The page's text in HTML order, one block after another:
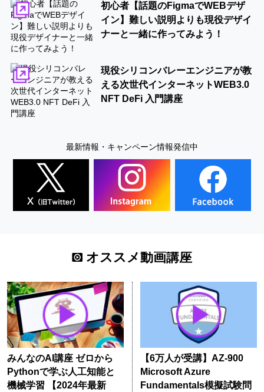
初心者【話題のFigmaでWEBデザ
イン】難しい説明よりも現役デザイ
ナーと一緒に作ってみよう！
現役シリコンバレーエンジニアが教
える次世代インターネットWEB3.0
NFT DeFi 入門講座
最新情報・キャンペーン情報発信中
オススメ動画講座
みんなのAI講座 ゼロから
Pythonで学ぶ人工知能と
機械学習 【2024年最新
【6万人が受講】AZ-900
Microsoft Azure
Fundamentals模擬試験問